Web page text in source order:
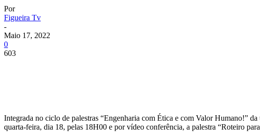
Por
Figueira Tv
-
Maio 17, 2022
0
603
Integrada no ciclo de palestras “Engenharia com Ética e com Valor Humano!”
quarta-feira, dia 18, pelas 18H00 e por vídeo conferência, a palestra “Roteiro